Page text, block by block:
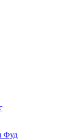
Фуд